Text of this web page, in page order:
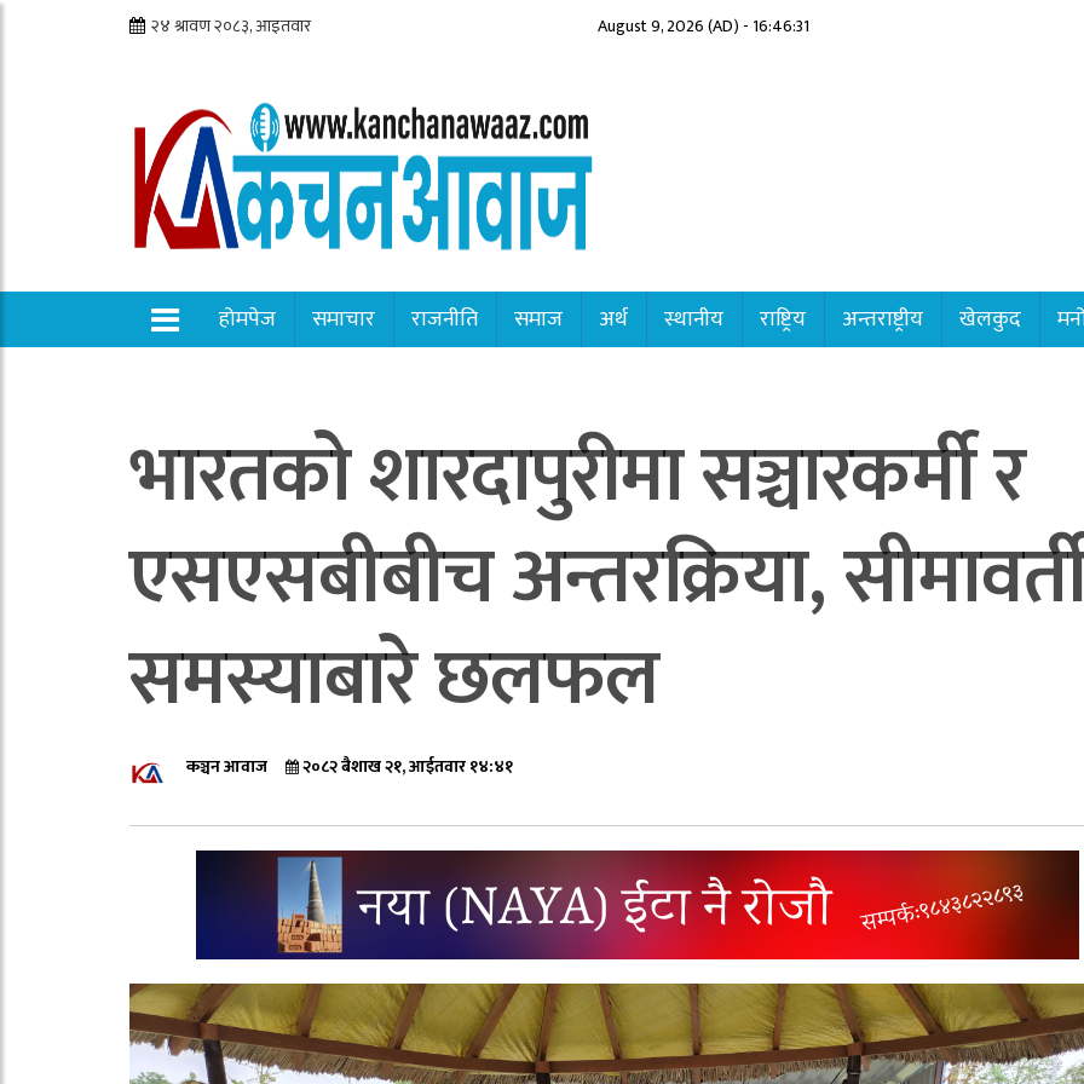
August 9, 2026 (AD) - 16:46:33
होमपेज समाचार राजनीति समाज अर्थ स्थानीय राष्ट्रिय अन्तराष्ट्रीय खेलकुद
भारतको शारदापुरीमा सञ्चारकर्मी र
एसएसबीबीच अन्तरक्रिया,
समस्याबारे छलफल
कञ्चन आवाज २०८२ बैशाख २१, आईतवार १४:४१